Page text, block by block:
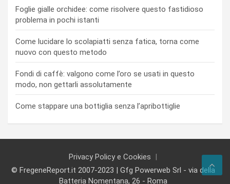
Foglie gialle orchidee: come risolvere questo fastidioso
problema in pochi istanti
Come lucidare lo scolapiatti senza fatica, torna come
nuovo con questo metodo
Fondi di caffè: valgono come l’oro se usati in questo
modo, non gettarli assolutamente
Come stappare una bottiglia senza l’apribottiglie
Privacy Policy e Cookies
© FregeneReport.it 2007-2023 | Gfg Powerweb Srl - via della
Batteria Nomentana, 26 - Roma